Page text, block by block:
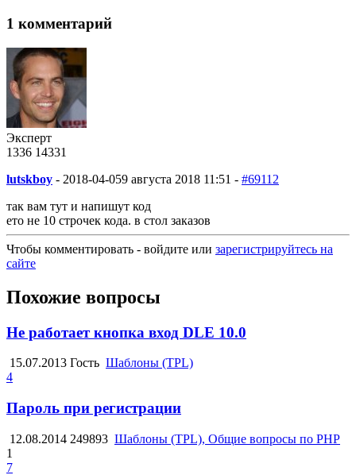
1 комментарий
Эксперт
1336 14331
lutskboy - 2018-04-059 августа 2018 11:51 - #69112
так вам тут и напишут код
ето не 10 строчек кода. в стол заказов
Чтобы комментировать - войдите или зарегистрируйтесь на
сайте
Похожие вопросы
Не работает кнопка вход DLE 10.0
15.07.2013 Гость Шаблоны (TPL)
4
Пароль при регистрации
12.08.2014 249893 Шаблоны (TPL), Общие вопросы по PHP
1
7